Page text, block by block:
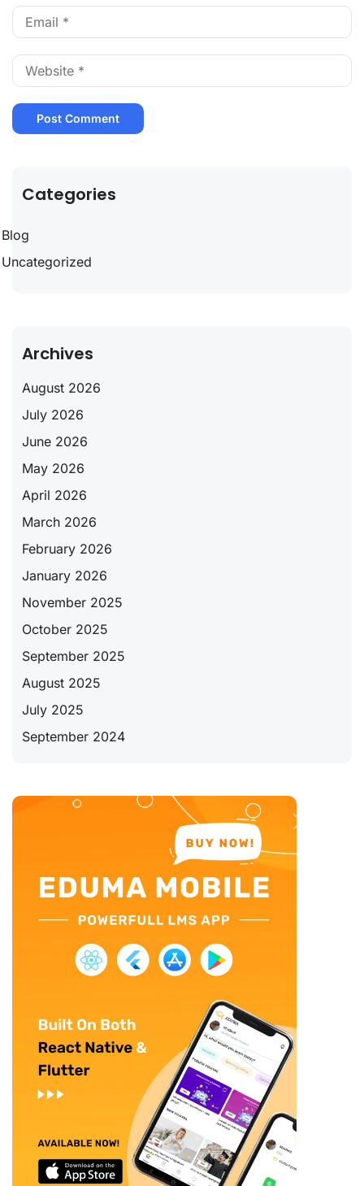
Categories
Blog
Uncategorized
Archives
August 2026
July 2026
June 2026
May 2026
April 2026
March 2026
February 2026
January 2026
November 2025
October 2025
September 2025
August 2025
July 2025
September 2024